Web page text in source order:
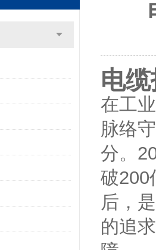
电
在工
脉络
分。
破200
后，
的追